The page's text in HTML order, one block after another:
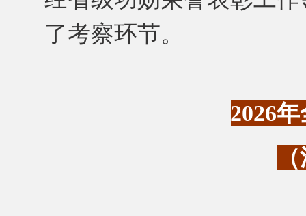
了考察环节。
2026